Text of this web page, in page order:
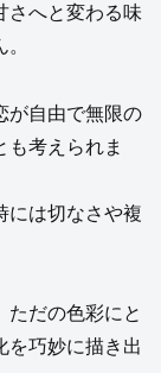
さへと変わる味
が自由で無限の
も考えられま
には切なさや複
ただの色彩にと
を巧妙に描き出